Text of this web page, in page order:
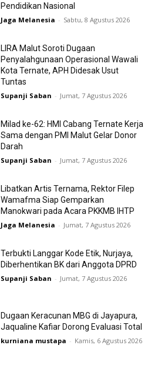
Pendidikan Nasional
Jaga Melanesia - Sabtu, 8 Agustus 2026
LIRA Malut Soroti Dugaan
Penyalahgunaan Operasional Wawali
Kota Ternate, APH Didesak Usut
Tuntas
Supanji Saban - Jumat, 7 Agustus 2026
Milad ke-62: HMI Cabang Ternate Kerja
Sama dengan PMI Malut Gelar Donor
Darah
Supanji Saban - Jumat, 7 Agustus 2026
Libatkan Artis Ternama, Rektor Filep
Wamafma Siap Gemparkan
Manokwari pada Acara PKKMB IHTP
Jaga Melanesia - Jumat, 7 Agustus 2026
Terbukti Langgar Kode Etik, Nurjaya,
Diberhentikan BK dari Anggota DPRD
Supanji Saban - Jumat, 7 Agustus 2026
Dugaan Keracunan MBG di Jayapura,
Jaqualine Kafiar Dorong Evaluasi Total
kurniana mustapa - Kamis, 6 Agustus 2026